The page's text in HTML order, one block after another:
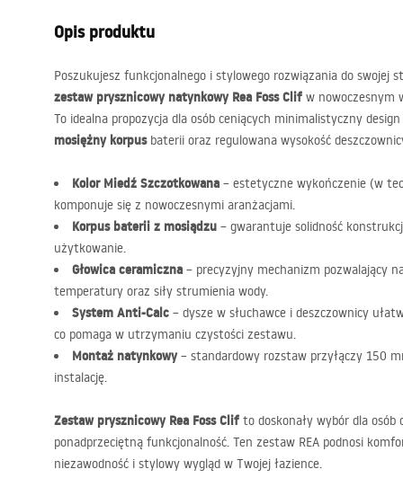
Akcesoria i meble łazienkowe
Opis produktu
Poszukujesz funkcjonalnego i stylowego rozwiązania do swojej
zestaw prysznicowy natynkowy Rea Foss Clif w nowoczesnym
To idealna propozycja dla osób ceniących minimalistyczny
mosiężny korpusbaterii oraz regulowana wysokość
Kolor Miedź Szczotkowana – estetyczne wykończenie (w
komponuje się z nowoczesnymi aranżacjami.
Korpus baterii z mosiądzu – gwarantuje solidność
użytkowanie.
Głowica ceramiczna – precyzyjny mechanizm pozwalający
temperatury oraz siły strumienia wody.
System Anti-Calc – dysze w słuchawce i deszczownicy
co pomaga w utrzymaniu czystości zestawu.
Montaż natynkowy– standardowy rozstaw przyłączy 150
instalację.
Zestaw prysznicowy Rea Foss Clif to doskonały wybór dla osób
ponadprzeciętną funkcjonalność. Ten zestaw REA podnosi
niezawodność i stylowy wygląd w Twojej łazience.